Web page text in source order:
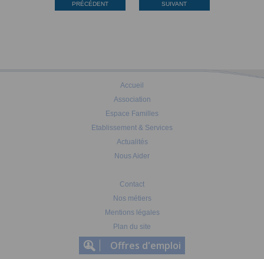
PRÉCÉDENT SUIVANT
Accueil
Association
Espace Familles
Etablissement & Services
Actualités
Nous Aider
Contact
Nos métiers
Mentions légales
Plan du site
Offres d'emploi